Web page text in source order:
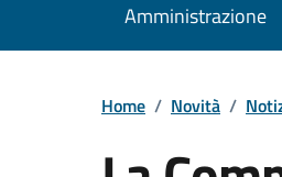
Amministrazione
Home / Novità /